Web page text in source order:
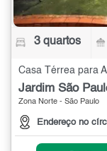
3 quartos
Jardim São
Zona Norte - São Paulo
Endereço no